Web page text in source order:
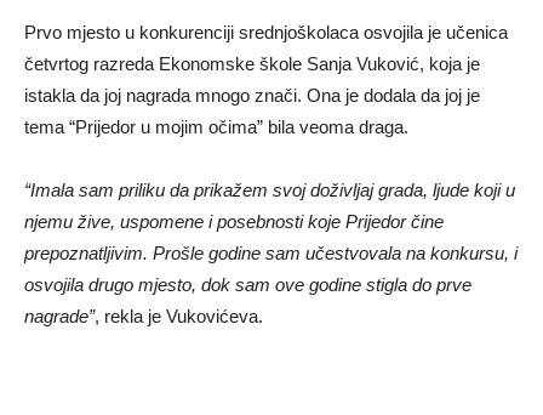
Prvo mjesto u konkurenciji srednjoškolaca osvojila je učenica
četvrtog razreda Ekonomske škole Sanja Vuković, koja je
istakla da joj nagrada mnogo znači. Ona je dodala da joj je
tema “Prijedor u mojim očima” bila veoma draga.
“Imala sam priliku da prikažem svoj doživljaj grada, ljude koji u
njemu žive, uspomene i posebnosti koje Prijedor čine
prepoznatljivim. Prošle godine sam učestvovala na konkursu, i
osvojila drugo mjesto, dok sam ove godine stigla do prve
nagrade”, rekla je Vukovićeva.